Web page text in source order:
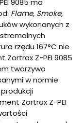
9085 ma
Flame, Smoke,
wykonanych z
rzędu 167°C nie
Zortrax Z-PEI 9085
tworzywo
w normie
Zortrax Z-PEI